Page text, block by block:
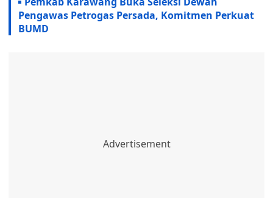
Pengawas Petrogas Persada, Komitmen Perkuat
BUMD